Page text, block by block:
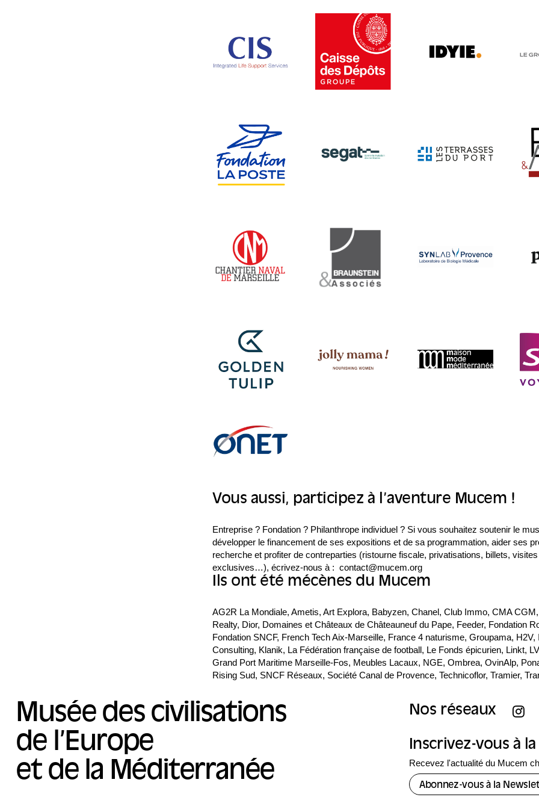
Vous aussi, participez à l’aventure Mucem !
Entreprise ? Fondation ? Philanthrope individuel ? Si vous souhaitez soutenir le
développer le financement de ses expositions et de sa programmation, aider ses
recherche et profiter de contreparties (ristourne fiscale, privatisations, billets, visites
exclusives…), écrivez-nous à : contact@mucem.org
Ils ont été mécènes du Mucem
AG2R La Mondiale, Ametis, Art Explora, Babyzen, Chanel, Club Immo, CMA
Realty, Dior, Domaines et Châteaux de Châteauneuf du Pape, Feeder, Fondation
Fondation SNCF, French Tech Aix-Marseille, France 4 naturisme, Groupama, H2V,
Consulting, Klanik, La Fédération française de football, Le Fonds épicurien, Linkt,
Grand Port Maritime Marseille-Fos, Meubles Lacaux, NGE, Ombrea, OvinAlp,
Rising Sud, SNCF Réseaux, Société Canal de Provence, Technicoflor, Tramier,
Musée des civilisations
de l’Europe
et de la Méditerranée
Nos réseaux
Inscrivez-vous à
Recevez l'actualité du Mucem
Abonnez-vous à la